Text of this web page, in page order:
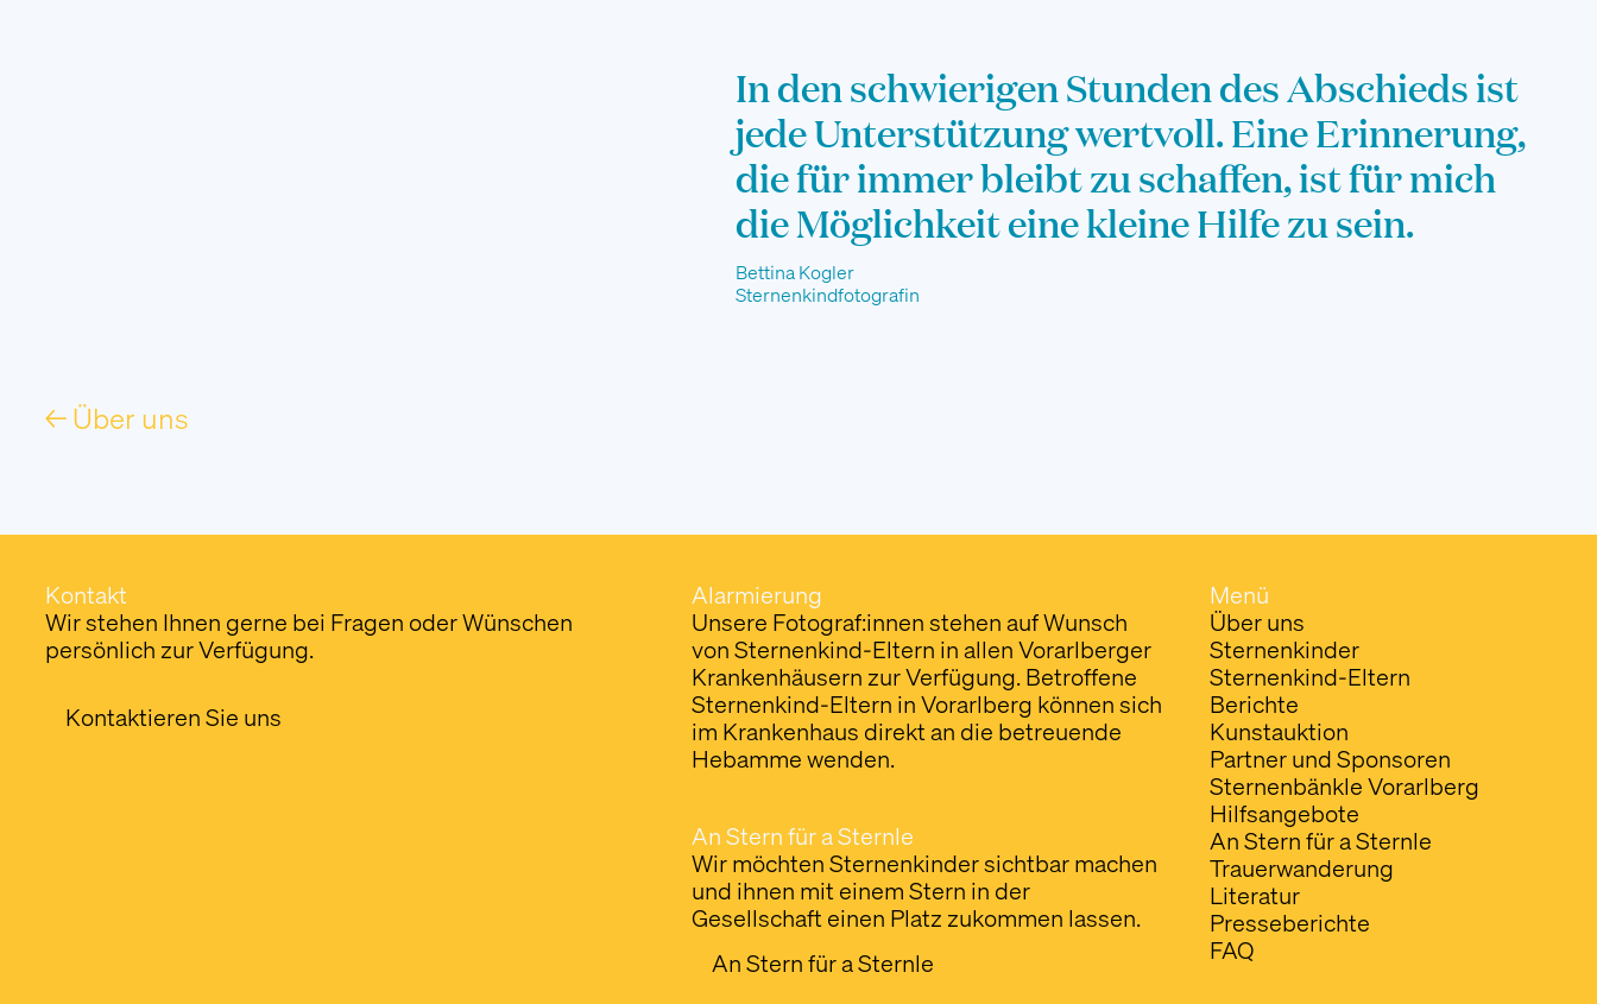
In den schwierigen Stunden des Abschieds ist
jede Unterstützung wertvoll. Eine Erinnerung,
die für immer bleibt zu schaffen, ist für mich
die Möglichkeit eine kleine Hilfe zu sein.
Bettina Kogler
Sternenkindfotografin
← Über uns
Kontakt
Wir stehen Ihnen gerne bei Fragen oder Wünschen
persönlich zur Verfügung.
Kontaktieren Sie uns
Alarmierung
Unsere Fotograf:innen stehen auf Wunsch
von Sternenkind-Eltern in allen Vorarlberger
Krankenhäusern zur Verfügung. Betroffene
Sternenkind-Eltern in Vorarlberg können sich
im Krankenhaus direkt an die betreuende
Hebamme wenden.
An Stern für a Sternle
Wir möchten Sternenkinder sichtbar machen
und ihnen mit einem Stern in der
Gesellschaft einen Platz zukommen lassen.
An Stern für a Sternle
Menü
Über uns
Sternenkinder
Sternenkind-Eltern
Berichte
Kunstauktion
Partner und Sponsoren
Sternenbänkle Vorarlberg
Hilfsangebote
An Stern für a Sternle
Trauerwanderung
Literatur
Presseberichte
FAQ